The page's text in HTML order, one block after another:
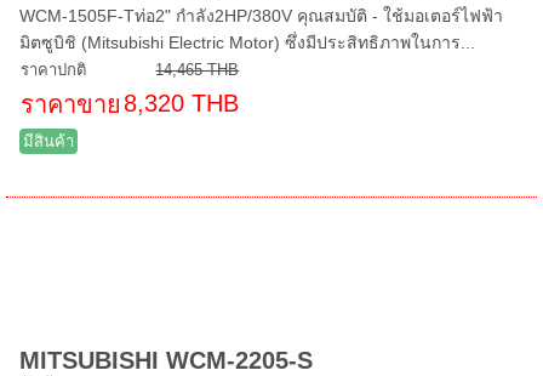
WCM-1505F-Tท่อ2" กำลัง2HP/380V คุณสมบัติ - ใช้มอเตอร์ไฟฟ้า
มิตซูบิชิ (Mitsubishi Electric Motor) ซึ่งมีประสิทธิภาพในการ...
ราคาปกติ 14,465 THB
ราคาขาย 8,320 THB
มีสินค้า
MITSUBISHI WCM-2205-S